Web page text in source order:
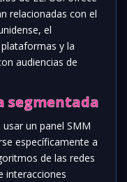
relacionadas con el
el
y la
audiencias de
segmentada
un panel SMM
específicamente a
de las redes
interacciones